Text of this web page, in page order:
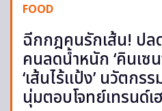
FOOD
ฉีกกฎคนรักเส้น! ป
คนลดน้ำหนัก ‘คินเซน
‘เส้นไร้แป้ง’ นวัตกร
นุ่มตอบโจทย์เทรนด์เ